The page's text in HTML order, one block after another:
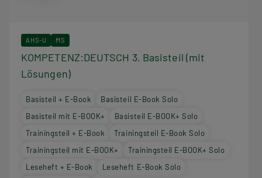
AHS-U MS
KOMPETENZ:DEUTSCH 3. Basisteil (mit
Lösungen)
Basisteil + E-Book
Basisteil E-Book Solo
Basisteil mit E-BOOK+
Basisteil E-BOOK+ Solo
Trainingsteil + E-Book
Trainingsteil E-Book Solo
Trainingsteil mit E-BOOK+
Trainingsteil E-BOOK+ Solo
Leseheft + E-Book
Leseheft E-Book Solo